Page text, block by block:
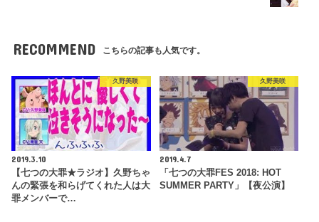
RECOMMEND こちらの記事も人気です。
久野美咲
2019.3.10
【七つの大罪★ラジオ】久野ちゃ
んの緊張を和らげてくれた人は大
罪メンバーで…
久野美咲
2019.4.7
「七つの大罪FES 2018: HOT
SUMMER PARTY」【夜公演】